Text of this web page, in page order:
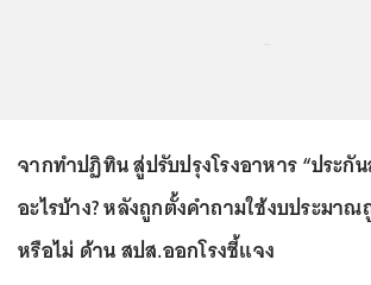
จากทำปฏิทิน สู่ปรับปรุงโรงอาหาร “ประกั
อะไรบ้าง? หลังถูกตั้งคำถามใช้งบประมา
หรือไม่ ด้าน สปส.ออกโรงชี้แจง